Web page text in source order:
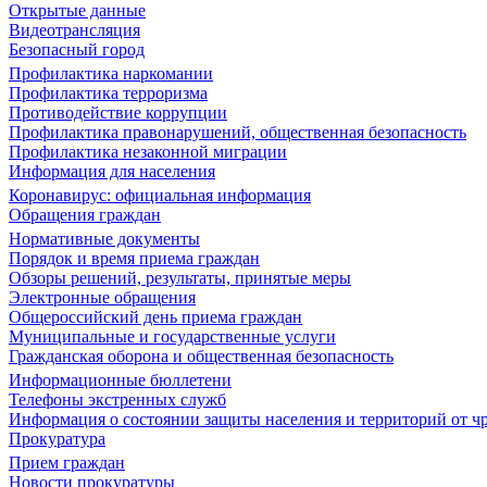
Открытые данные
Видеотрансляция
Безопасный город
Профилактика наркомании
Профилактика терроризма
Противодействие коррупции
Профилактика правонарушений, общественная безопасность
Профилактика незаконной миграции
Информация для населения
Коронавирус: официальная информация
Обращения граждан
Нормативные документы
Порядок и время приема граждан
Обзоры решений, результаты, принятые меры
Электронные обращения
Общероссийский день приема граждан
Муниципальные и государственные услуги
Гражданская оборона и общественная безопасность
Информационные бюллетени
Телефоны экстренных служб
Информация о состоянии защиты населения и территорий от
Прокуратура
Прием граждан
Новости прокуратуры